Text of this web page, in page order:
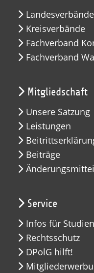
Landesverbände
Kreisverbände
Fachverband
Fachverband
Mitgliedschaft
Unsere Satzung
Leistungen
Beiträge
Service
Infos für
Rechtsschutz
DPolG hilft!